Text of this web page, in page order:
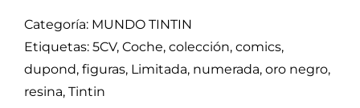
Categoría: MUNDO TINTIN
Etiquetas: 5CV, Coche, colección, comics,
dupond, figuras, Limitada, numerada, oro negro,
resina, Tintin